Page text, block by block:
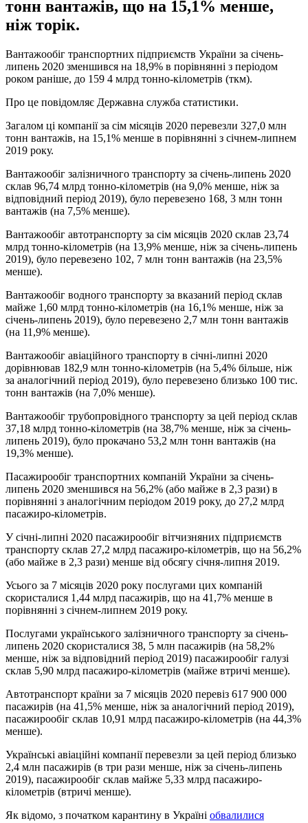
тонн вантажів, що на 15,1% менше,
ніж торік.
Вантажообіг транспортних підприємств України за січень-
липень 2020 зменшився на 18,9% в порівнянні з періодом
роком раніше, до 159 4 млрд тонно-кілометрів (ткм).
Про це повідомляє Державна служба статистики.
Загалом ці компанії за сім місяців 2020 перевезли 327,0 млн
тонн вантажів, на 15,1% менше в порівнянні з січнем-липнем
2019 року.
Вантажообіг залізничного транспорту за січень-липень 2020
склав 96,74 млрд тонно-кілометрів (на 9,0% менше, ніж за
відповідний період 2019), було перевезено 168, 3 млн тонн
вантажів (на 7,5% менше).
Вантажообіг автотранспорту за сім місяців 2020 склав 23,74
млрд тонно-кілометрів (на 13,9% менше, ніж за січень-липень
2019), було перевезено 102, 7 млн ​​тонн вантажів (на 23,5%
менше).
Вантажообіг водного транспорту за вказаний період склав
майже 1,60 млрд тонно-кілометрів (на 16,1% менше, ніж за
січень-липень 2019), було перевезено 2,7 млн ​​тонн вантажів
(на 11,9% менше).
Вантажообіг авіаційного транспорту в січні-липні 2020
дорівнював 182,9 млн тонно-кілометрів (на 5,4% більше, ніж
за аналогічний період 2019), було перевезено близько 100 тис.
тонн вантажів (на 7,0% менше).
Вантажообіг трубопровідного транспорту за цей період склав
37,18 млрд тонно-кілометрів (на 38,7% менше, ніж за січень-
липень 2019), було прокачано 53,2 млн тонн вантажів (на
19,3% менше).
Пасажирообіг транспортних компаній України за січень-
липень 2020 зменшився на 56,2% (або майже в 2,3 рази) в
порівнянні з аналогічним періодом 2019 року, до 27,2 млрд
пасажиро-кілометрів.
У січні-липні 2020 пасажирообіг вітчизняних підприємств
транспорту склав 27,2 млрд пасажиро-кілометрів, що на 56,2%
(або майже в 2,3 рази) менше від обсягу січня-липня 2019.
Усього за 7 місяців 2020 року послугами цих компаній
скористалися 1,44 млрд пасажирів, що на 41,7% менше в
порівнянні з січнем-липнем 2019 року.
Послугами українського залізничного транспорту за січень-
липень 2020 скористалися 38, 5 млн пасажирів (на 58,2%
менше, ніж за відповідний період 2019) пасажирообіг галузі
склав 5,90 млрд пасажиро-кілометрів (майже втричі менше).
Автотранспорт країни за 7 місяців 2020 перевіз 617 900 000
пасажирів (на 41,5% менше, ніж за аналогічний період 2019),
пасажирообіг склав 10,91 млрд пасажиро-кілометрів (на 44,3%
менше).
Українські авіаційні компанії перевезли за цей період близько
2,4 млн пасажирів (в три рази менше, ніж за січень-липень
2019), пасажирообіг склав майже 5,33 млрд пасажиро-
кілометрів (втричі менше).
Як відомо, з початком карантину в Україні обвалилися